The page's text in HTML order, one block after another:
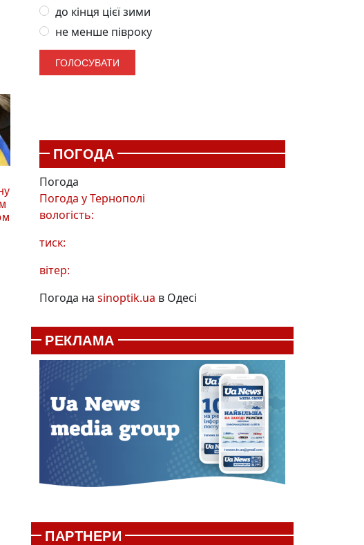
до кінця цієї зими
не менше півроку
ПОГОДА
Погода
Погода уТернополі
вологість:
тиск:
вітер:
Погода на sinoptik.ua в Одесі
РЕКЛАМА
ПАРТНЕРИ